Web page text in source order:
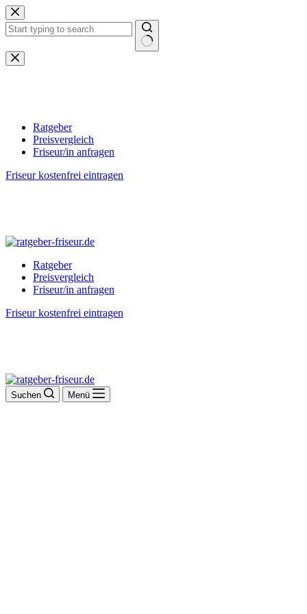
Zum
Inhalt
springen
Keine
Ergebnisse
Ratgeber
Preisvergleich
Friseur/in anfragen
Friseur kostenfrei eintragen
Ratgeber
Preisvergleich
Friseur/in anfragen
Friseur kostenfrei eintragen
Suchen Menü